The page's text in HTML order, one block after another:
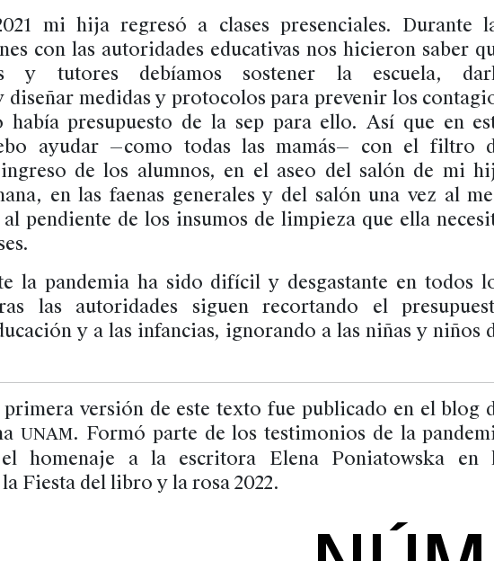
mi hija regresó a clases presenciales. Durante
con las autoridades educativas nos hicieron saber
y tutores debíamos sostener la escuela,
diseñar medidas y protocolos para prevenir los
había presupuesto de la sep para ello. Así que en
ayudar —como todas las mamás— con el filtro
de los alumnos, en el aseo del salón de mi
en las faenas generales y del salón una vez al
al pendiente de los insumos de limpieza que ella
la pandemia ha sido difícil y desgastante en todos
las autoridades siguen recortando el
y a las infancias, ignorando a las niñas y niños
versión de este texto fue publicado en el blog
UNAM. Formó parte de los testimonios de la
homenaje a la escritora Elena Poniatowska en
Fiesta del libro y la rosa 2022.